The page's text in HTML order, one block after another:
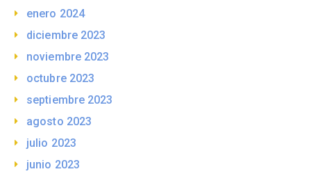
enero 2024
diciembre 2023
noviembre 2023
octubre 2023
septiembre 2023
agosto 2023
julio 2023
junio 2023